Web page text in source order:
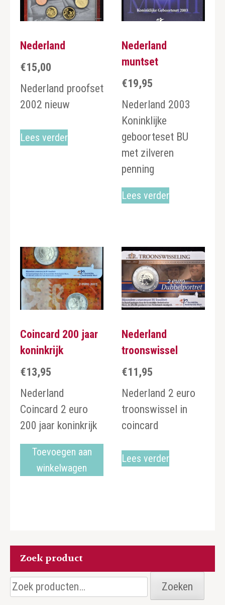
Nederland
€15,00
Nederland proofset
2002 nieuw
Lees verder
Nederland
muntset
€19,95
Nederland 2003
Koninklijke
geboorteset BU
met zilveren
penning
Lees verder
Coincard 200 jaar
koninkrijk
€13,95
Nederland
Coincard 2 euro
200 jaar koninkrijk
Toevoegen aan
winkelwagen
Nederland
troonswissel
€11,95
Nederland 2 euro
troonswissel in
coincard
Lees verder
Zoek product
Zoeken
naar:
Zoeken